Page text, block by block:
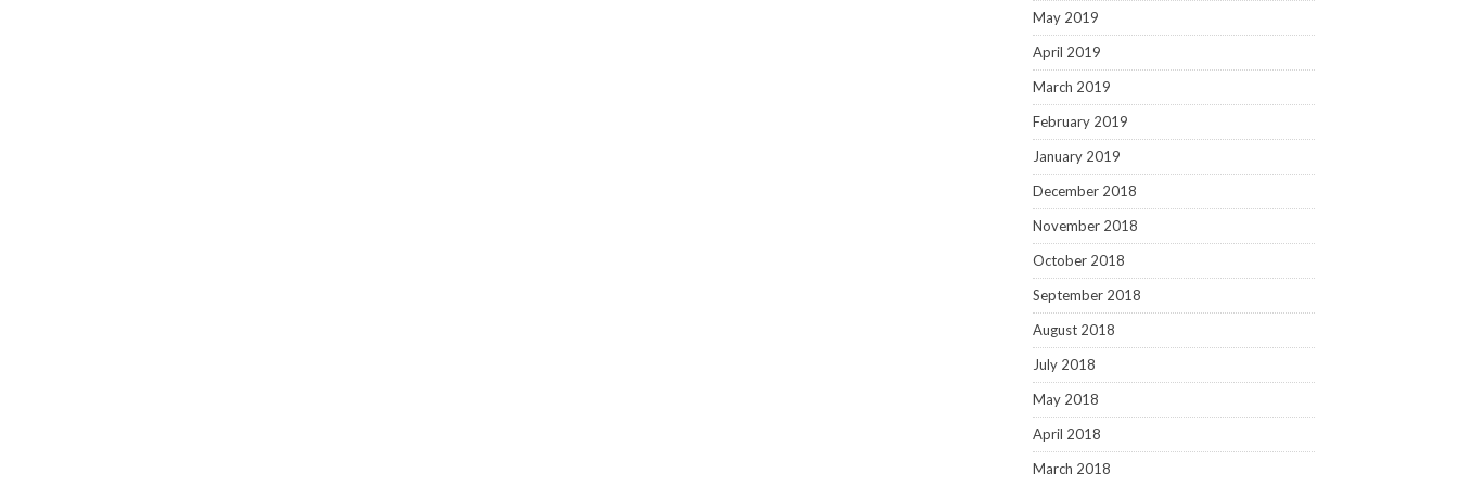
May 2019
April 2019
March 2019
February 2019
January 2019
December 2018
November 2018
October 2018
September 2018
August 2018
July 2018
May 2018
April 2018
March 2018